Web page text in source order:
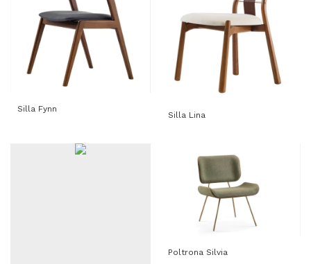
Silla Fynn
Silla Lina
Poltrona Silvia